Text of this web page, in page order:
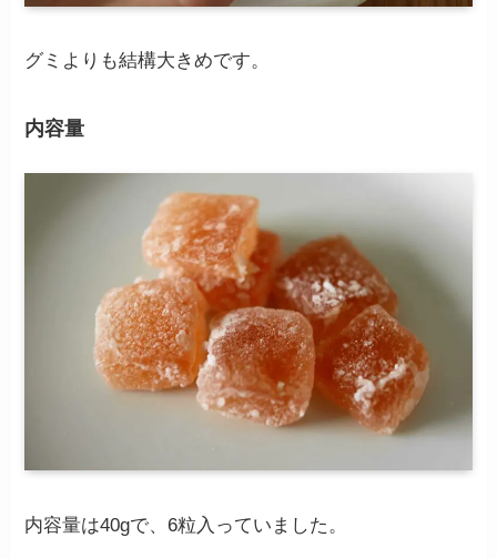
グミよりも結構大きめです。
内容量
内容量は40gで、6粒入っていました。